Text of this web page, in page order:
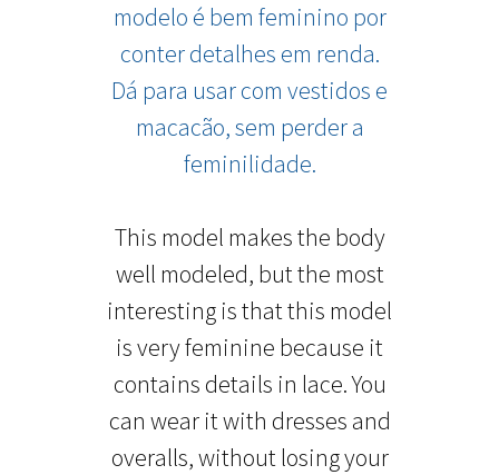
modelo é bem feminino por
conter detalhes em renda.
Dá para usar com vestidos e
macacão, sem perder a
feminilidade.
This model makes the body
well modeled, but the most
interesting is that this model
is very feminine because it
contains details in lace. You
can wear it with dresses and
overalls, without losing your